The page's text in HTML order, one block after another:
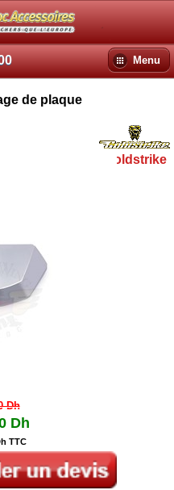
Menu
Goldstrike
de plaque
Dh
Dh
TTC